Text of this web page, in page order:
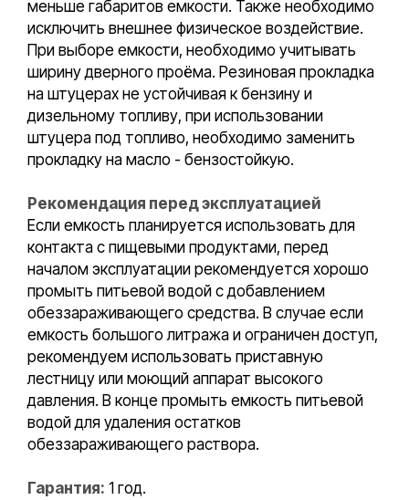
меньше габаритов емкости. Также необходимо
исключить внешнее физическое воздействие.
При выборе емкости, необходимо учитывать
ширину дверного проёма. Резиновая прокладка
на штуцерах не устойчивая к бензину и
дизельному топливу, при использовании
штуцера под топливо, необходимо заменить
прокладку на масло - бензостойкую.
Рекомендация перед эксплуатацией
Если емкость планируется использовать для
контакта с пищевыми продуктами, перед
началом эксплуатации рекомендуется хорошо
промыть питьевой водой с добавлением
обеззараживающего средства. В случае если
емкость большого литража и ограничен доступ,
рекомендуем использовать приставную
лестницу или моющий аппарат высокого
давления. В конце промыть емкость питьевой
водой для удаления остатков
обеззараживающего раствора.
Гарантия: 1 год.